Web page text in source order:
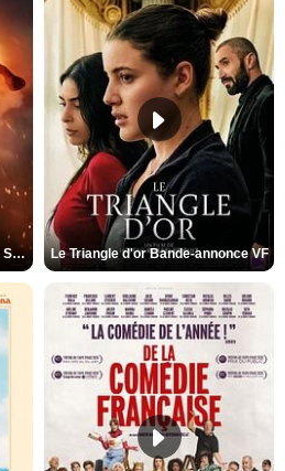
L'Odyssée Bande-annonce VO STFR Le Triangle d'or Bande-annonce VF